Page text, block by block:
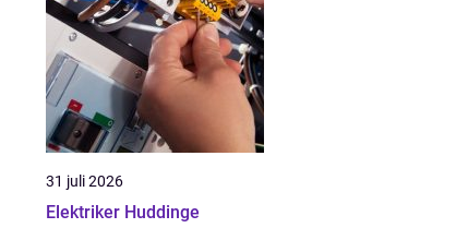
31 juli 2026
Elektriker Huddinge